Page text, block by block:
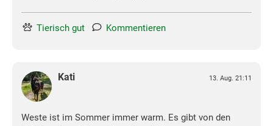
Tierisch gut Kommentieren
Kati 13. Aug. 21:11
Weste ist im Sommer immer warm. Es gibt von den